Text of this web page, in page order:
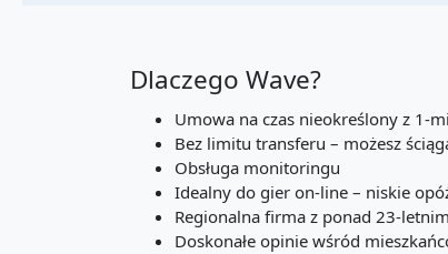
Dlaczego Wave?
Umowa na czas nieokreślony z 1-
Bez limitu transferu – możesz
Obsługa monitoringu
Idealny do gier on-line – niskie
Regionalna firma z ponad 23-
Doskonałe opinie wśród